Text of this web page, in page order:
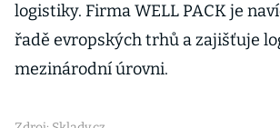
logistiky. Firma WELL PACK je
řadě evropských trhů a zajišťuje
mezinárodní úrovni.